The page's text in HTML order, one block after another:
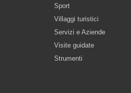
Sport
Villaggi turistici
Servizi e Aziende
Visite guidate
Strumenti